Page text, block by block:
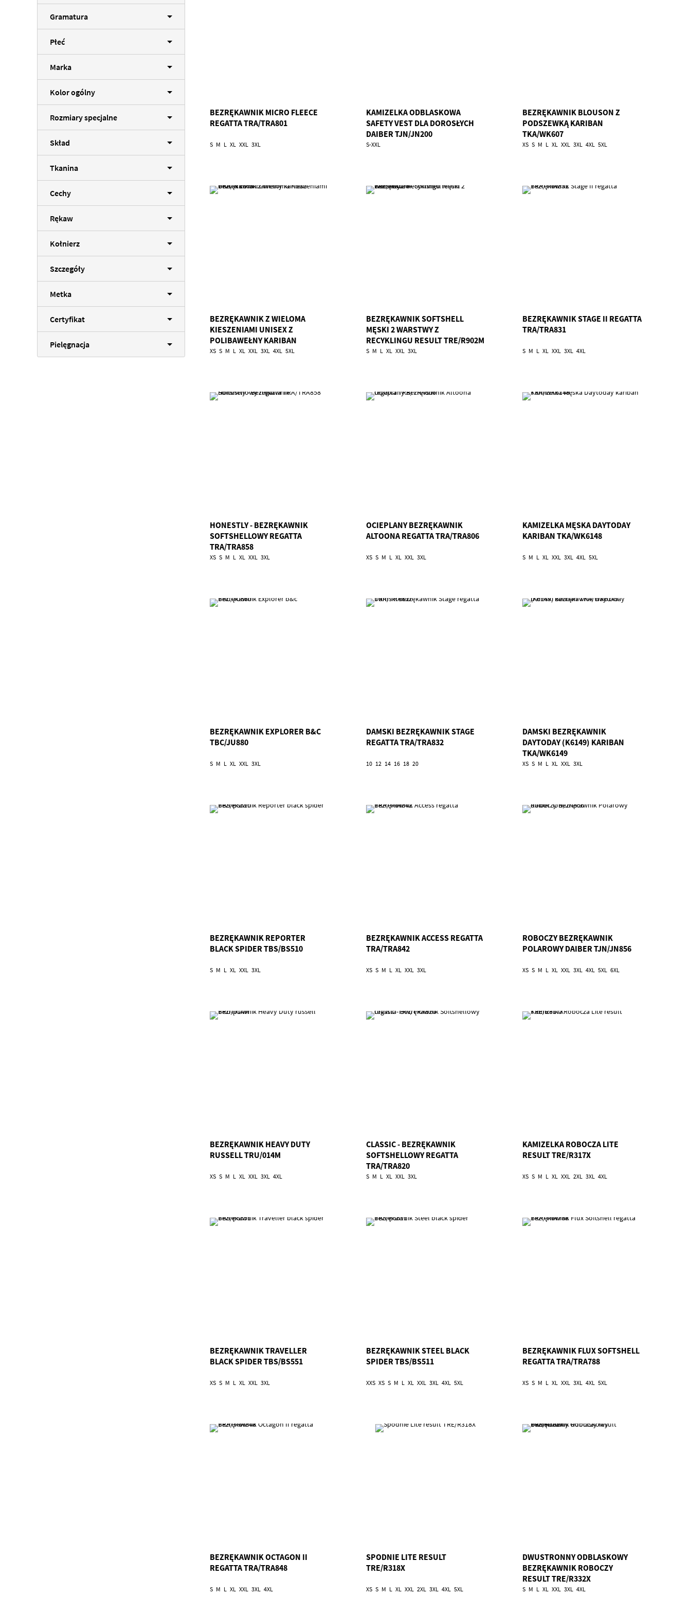
BEZRĘKAWNIK MICRO FLEECE
REGATTA TRA/TRA801
S M L XL XXL 3XL
KAMIZELKA ODBLASKOWA
SAFETY VEST DLA DOROSŁYCH
DAIBER TJN/JN200
S-XXL
BEZRĘKAWNIK BLOUSON Z
PODSZEWKĄ KARIBAN
TKA/WK607
XS S M L XL XXL 3XL 4XL 5XL
BEZRĘKAWNIK Z WIELOMA
KIESZENIAMI UNISEX Z
POLIBAWEŁNY KARIBAN
TKA/WK608
XS S M L XL XXL 3XL 4XL 5XL
BEZRĘKAWNIK SOFTSHELL
MĘSKI 2 WARSTWY Z
RECYKLINGU RESULT TRE/R902M
S M L XL XXL 3XL
BEZRĘKAWNIK STAGE II REGATTA
TRA/TRA831
S M L XL XXL 3XL 4XL
HONESTLY - BEZRĘKAWNIK
SOFTSHELLOWY REGATTA
TRA/TRA858
XS S M L XL XXL 3XL
OCIEPLANY BEZRĘKAWNIK
ALTOONA REGATTA TRA/TRA806
XS S M L XL XXL 3XL
KAMIZELKA MĘSKA DAYTODAY
KARIBAN TKA/WK6148
S M L XL XXL 3XL 4XL 5XL
BEZRĘKAWNIK EXPLORER B&C
TBC/JU880
S M L XL XXL 3XL
DAMSKI BEZRĘKAWNIK STAGE
REGATTA TRA/TRA832
10 12 14 16 18 20
DAMSKI BEZRĘKAWNIK
DAYTODAY (K6149) KARIBAN
TKA/WK6149
XS S M L XL XXL 3XL
BEZRĘKAWNIK REPORTER
BLACK SPIDER TBS/BS510
S M L XL XXL 3XL
BEZRĘKAWNIK ACCESS REGATTA
TRA/TRA842
XS S M L XL XXL 3XL
ROBOCZY BEZRĘKAWNIK
POLAROWY DAIBER TJN/JN856
XS S M L XL XXL 3XL 4XL 5XL 6XL
BEZRĘKAWNIK HEAVY DUTY
RUSSELL TRU/014M
XS S M L XL XXL 3XL 4XL
CLASSIC - BEZRĘKAWNIK
SOFTSHELLOWY REGATTA
TRA/TRA820
S M L XL XXL 3XL
KAMIZELKA ROBOCZA LITE
RESULT TRE/R317X
XS S M L XL XXL 2XL 3XL 4XL
BEZRĘKAWNIK TRAVELLER
BLACK SPIDER TBS/BS551
XS S M L XL XXL 3XL
BEZRĘKAWNIK STEEL BLACK
SPIDER TBS/BS511
XXS XS S M L XL XXL 3XL 4XL 5XL
BEZRĘKAWNIK FLUX SOFTSHELL
REGATTA TRA/TRA788
XS S M L XL XXL 3XL 4XL 5XL
BEZRĘKAWNIK OCTAGON II
REGATTA TRA/TRA848
S M L XL XXL 3XL 4XL
SPODNIE LITE RESULT
TRE/R318X
XS S M L XL XXL 2XL 3XL 4XL 5XL
DWUSTRONNY ODBLASKOWY
BEZRĘKAWNIK ROBOCZY
RESULT TRE/R332X
S M L XL XXL 3XL 4XL
Gramatura
Płeć
Marka
Kolor ogólny
Rozmiary specjalne
Skład
Tkanina
Cechy
Rękaw
Kołnierz
Szczegóły
Metka
Certyfikat
Pielęgnacja